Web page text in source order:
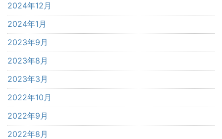
2024年12月
2024年1月
2023年9月
2023年8月
2023年3月
2022年10月
2022年9月
2022年8月